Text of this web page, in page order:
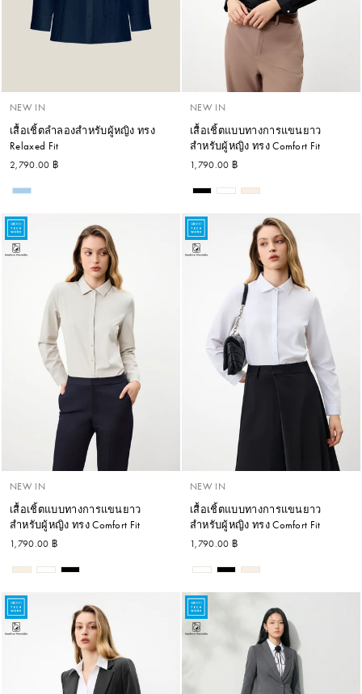
NEW IN
เสื้อเชิ้ตลำลองสำหรับผู้หญิง ทรง
Relaxed Fit
2,790.00 ฿
NEW IN
เสื้อเชิ้ตแบบทางการแขนยาว
สำหรับผู้หญิง ทรง Comfort Fit
1,790.00 ฿
NEW IN
เสื้อเชิ้ตแบบทางการแขนยาว
สำหรับผู้หญิง ทรง Comfort Fit
1,790.00 ฿
NEW IN
เสื้อเชิ้ตแบบทางการแขนยาว
สำหรับผู้หญิง ทรง Comfort Fit
1,790.00 ฿